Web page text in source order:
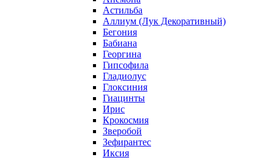
Астильба
Аллиум (Лук Декоративный)
Бегония
Бабиана
Георгина
Гипсофила
Гладиолус
Глоксиния
Гиацинты
Ирис
Крокосмия
Зверобой
Зефирантес
Иксия